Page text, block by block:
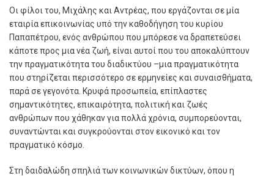
Οι φίλοι του, Μιχάλης και Αντρέας, που εργάζονται σε µία
εταιρία επικοινωνίας υπό την καθοδήγηση του κυρίου
Παπαπέτρου, ενός ανθρώπου που µπόρεσε να δραπετεύσει
κάποτε προς µια νέα ζωή, είναι αυτοί που του αποκαλύπτουν
την πραγµατικότητα του διαδικτύου –µια πραγµατικότητα
που στηρίζεται περισσότερο σε ερµηνείες και συναισθήµατα,
παρά σε γεγονότα. Κρυφά προσωπεία, επίπλαστες
σηµαντικότητες, επικαιρότητα, πολιτική και ζωές
ανθρώπων που χάθηκαν για πολλά χρόνια, συµπορεύονται,
συναντώνται και συγκρούονται στον εικονικό και τον
πραγµατικό κόσµο.
Στη δαιδαλώδη σπηλιά των κοινωνικών δικτύων, όπου η